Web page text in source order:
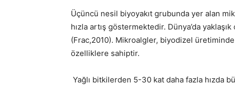
Üçüncü nesil biyoyakıt grubunda yer alan
hızla artış göstermektedir. Dünya’da
(Frac,2010). Mikroalgler, biyodizel
özelliklere sahiptir.
Yağlı bitkilerden 5-30 kat daha fazla hızda